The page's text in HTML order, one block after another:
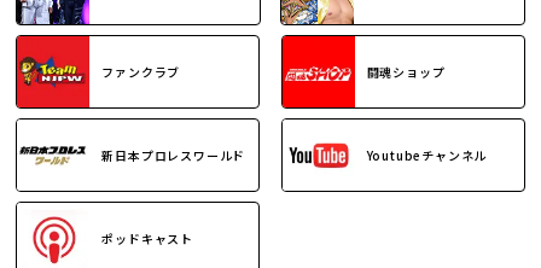
ファンクラブ 闘魂ショップ
新日本プロレスワールド Youtubeチャンネル
ポッドキャスト